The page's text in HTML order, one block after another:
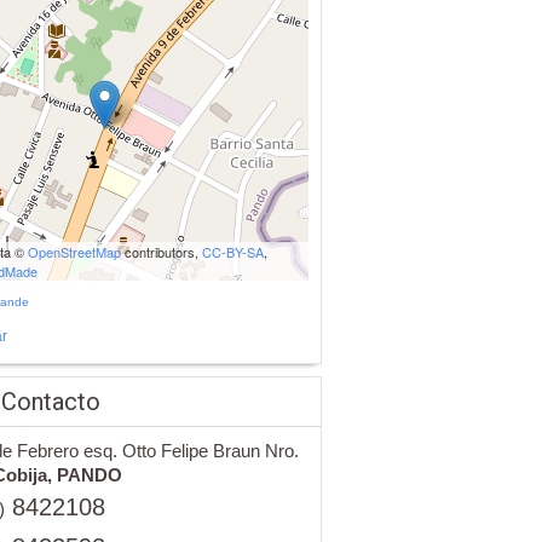
©OpenStreetMapcontributors, CC-BY-SA,
Febrero esq. Otto Felipe Braun Nro.
PANDO
8422108